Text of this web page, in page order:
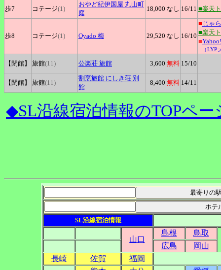
歩7 コテージ(1)
おやど紀伊国屋 丸山町
庭
18,000 なし 16/11 ■楽天
歩8 コテージ(1) Oyado 梅 29,520 なし 16/10
■ じゃ
■楽天
■
↑LYP
【閉館】 旅館(11) 公楽荘 旅館 3,600 無料 15/10
【閉館】 旅館(11)
割烹旅館 にしき荘 別
館
8,400 無料 14/11
◆SL沿線宿泊情報のTOPペー
SL沿線宿泊情報
山口
島根
鳥取
広島
岡山
長崎
佐賀
福岡